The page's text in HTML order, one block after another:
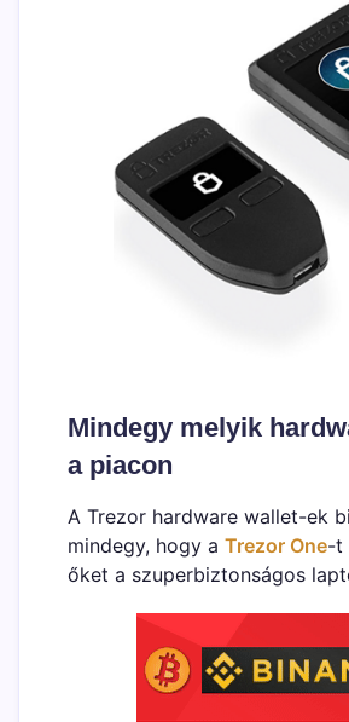
Mindegy melyik
a piacon
A Trezor hardware wallet-ek
mindegy, hogy a Trezor One-t
őket a szuperbiztonságos